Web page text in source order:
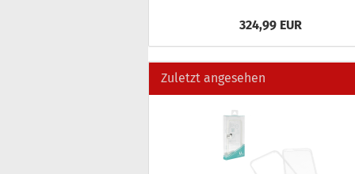
324,99 EUR
Zuletzt angesehen